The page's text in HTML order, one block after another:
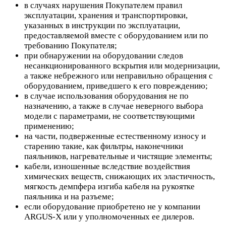
в случаях нарушения Покупателем правил
эксплуатации, хранения и транспортировки,
указанных в инструкции по эксплуатации,
предоставляемой вместе с оборудованием или по
требованию Покупателя;
при обнаружении на оборудовании следов
несанкционированного вскрытия или модернизации,
а также небрежного или неправильно обращения с
оборудованием, приведшего к его повреждению;
в случае использования оборудования не по
назначению, а также в случае неверного выбора
модели с параметрами, не соответствующими
применению;
на части, подверженные естественному износу и
старению такие, как фильтры, наконечники
паяльников, нагревательные и чистящие элементы;
кабели, изношенные вследствие воздействия
химических веществ, снижающих их эластичность,
мягкость демпфера изгиба кабеля на рукоятке
паяльника и на разъеме;
если оборудование приобретено не у компании
ARGUS-X или у уполномоченных ее дилеров.